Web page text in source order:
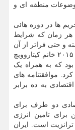
منطقه ای و
ها در دوره هائی
هر زمان که شرایط
و حتی فراتر از آن
توسعه یافته است. پس از توافق برجام در سال ۲۰۱۵ خانم کیتاروویچ
که به همراه یک
موافقتنامه های
به ده برابر
دو طرف برای
برای تامین انرژی
است. ایران